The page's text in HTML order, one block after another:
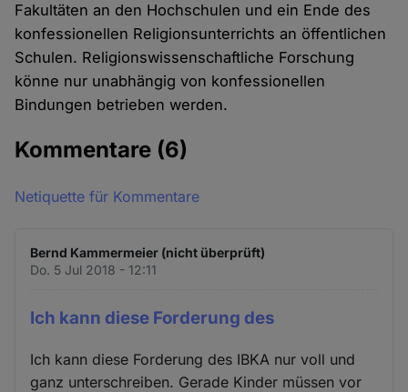
Fakultäten an den Hochschulen und ein Ende des
konfessionellen Religionsunterrichts an öffentlichen
Schulen. Religionswissenschaftliche Forschung
könne nur unabhängig von konfessionellen
Bindungen betrieben werden.
Kommentare (6)
Netiquette für Kommentare
Bernd Kammermeier (nicht überprüft)
Do. 5 Jul 2018 - 12:11
Ich kann diese Forderung des
Ich kann diese Forderung des IBKA nur voll und
ganz unterschreiben. Gerade Kinder müssen vor